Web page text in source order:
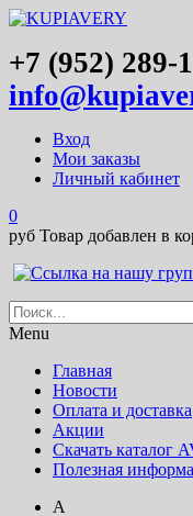
+7 (952) 289-
Вход
Мои заказы
Личный кабинет
0
руб Товар добавлен в
Menu
Главная
Новости
Оплата и доставка
Акции
Скачать каталог
Полезная
A